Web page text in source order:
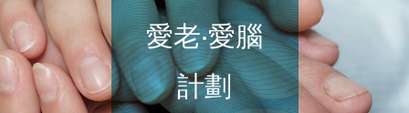
環境、社會及企業管治 聯絡我們
愛老‧愛腦
計劃